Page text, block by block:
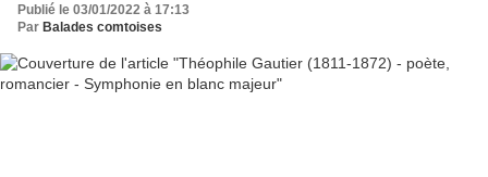
Publié le 03/01/2022 à 17:13
Par Balades comtoises